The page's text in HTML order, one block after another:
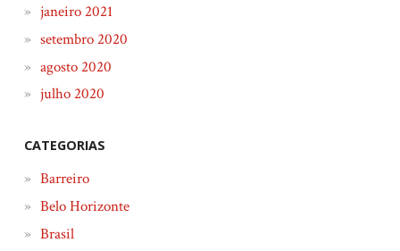
janeiro 2021
setembro 2020
agosto 2020
julho 2020
CATEGORIAS
Barreiro
Belo Horizonte
Brasil